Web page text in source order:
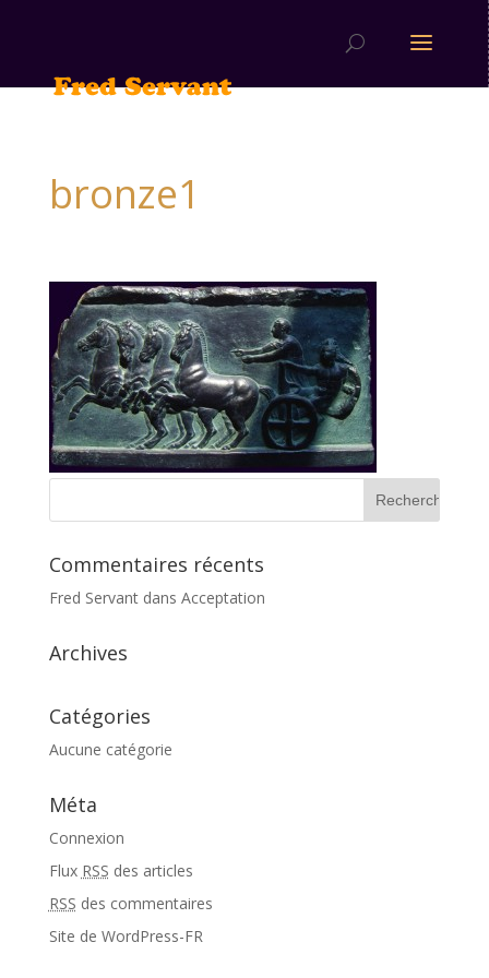
bronze1
Commentaires récents
Fred Servantdans Acceptation
Archives
Catégories
Aucune catégorie
Méta
Connexion
Flux RSS des articles
RSS des commentaires
Site de WordPress-FR